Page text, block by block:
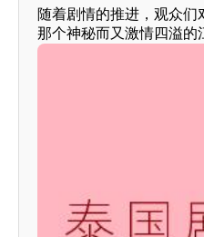
随着剧情的推进，观众
那个神秘而又激情四溢的